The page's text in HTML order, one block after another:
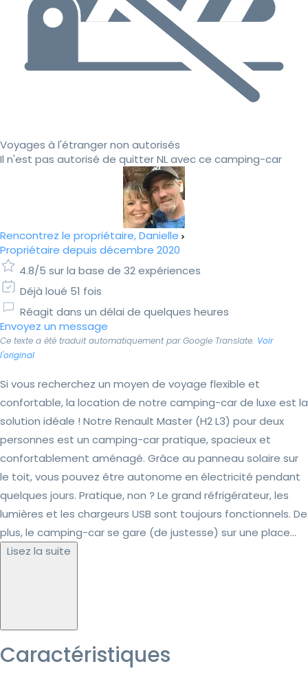
Voyages à l'étranger non autorisés
Il n'est pas autorisé de quitter NL avec ce camping-car
Rencontrez le propriétaire, Danielle
Propriétaire depuis décembre 2020
4.8/5 sur la base de 32 expériences
Déjà loué 51 fois
Réagit dans un délai de quelques heures
Envoyez un message
Ce texte a été traduit automatiquement par Google Translate. Voir
l'original
Si vous recherchez un moyen de voyage flexible et
confortable, la location de notre camping-car de luxe est la
solution idéale ! Notre Renault Master (H2 L3) pour deux
personnes est un camping-car pratique, spacieux et
confortablement aménagé. Grâce au panneau solaire sur
le toit, vous pouvez être autonome en électricité pendant
quelques jours. Pratique, non ? Le grand réfrigérateur, les
lumières et les chargeurs USB sont toujours fonctionnels. De
plus, le camping-car se gare (de justesse) sur une place...
Lisez la suite
Caractéristiques